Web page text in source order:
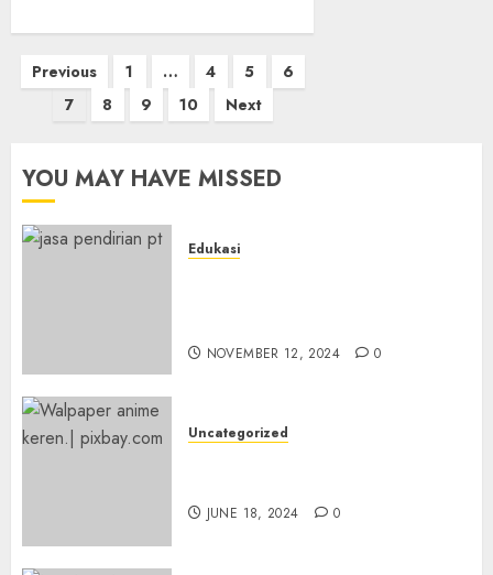
Posts
pagination
Previous 1 … 4 5
6
7
8 9 10 Next
YOU MAY HAVE MISSED
Edukasi
NOVEMBER 12, 2024 0
Uncategorized
JUNE 18, 2024 0